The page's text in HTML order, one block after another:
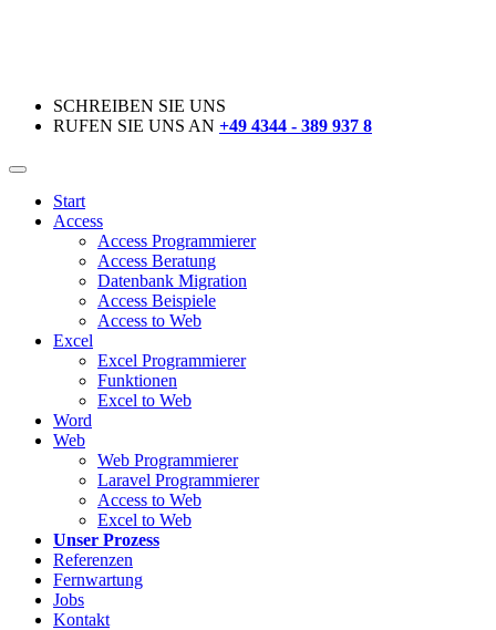
SCHREIBEN SIE UNS
RUFEN SIE UNS AN +49 4344 - 389 937 8
Start
Access
Access Programmierer
Access Beratung
Datenbank Migration
Access Beispiele
Access to Web
Excel
Excel Programmierer
Funktionen
Excel to Web
Word
Web
Web Programmierer
Laravel Programmierer
Access to Web
Excel to Web
Unser Prozess
Referenzen
Fernwartung
Jobs
Kontakt